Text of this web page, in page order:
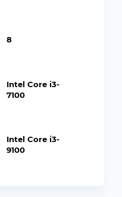
8
Intel Core i3-
7100
Intel Core i3-
9100